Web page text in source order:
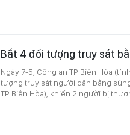
Bắt 4 đối tượng truy sát
Ngày 7-5, Công an TP Biên Hòa
tượng truy sát người dân bằng
TP Biên Hòa), khiến 2 người bị